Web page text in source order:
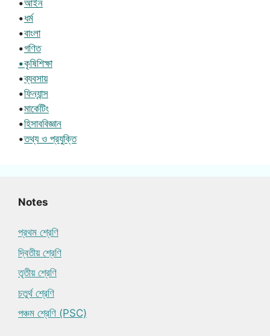
•আইন
•ধর্ম
•বাংলা
•গণিত
•কৃষিশিক্ষা
•ব্যবসায়
•ফিন্যান্স
•মার্কেটিং
•হিসাববিজ্ঞান
•তথ্য ও প্রযুক্তি
Notes
প্রথম শ্রেণি
দ্বিতীয় শ্রেণি
তৃতীয় শ্রেণি
চতুর্থ শ্রেণি
পঞ্চম শ্রেণি (PSC)